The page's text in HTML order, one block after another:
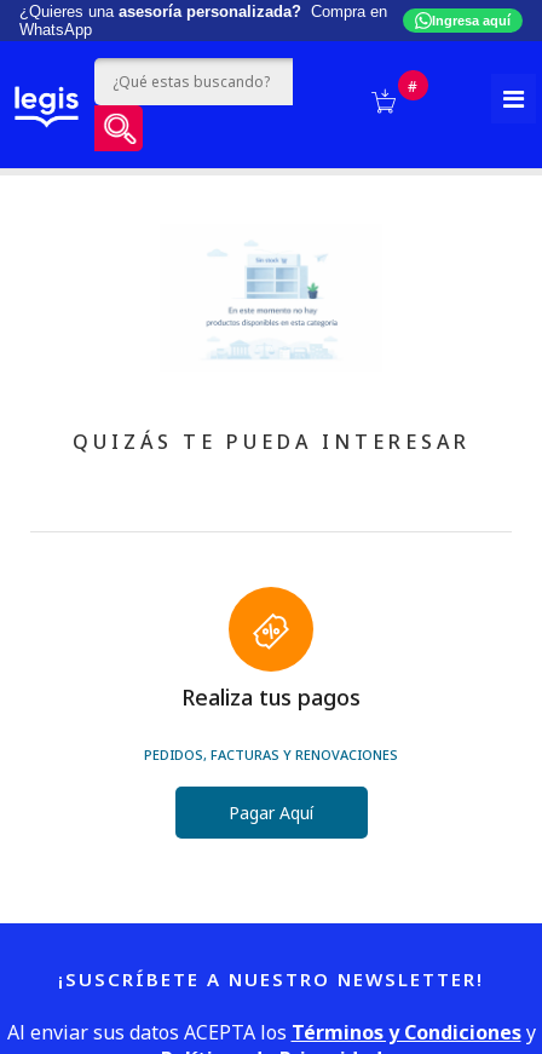
¿Quieres una asesoría personalizada? Compra en
WhatsApp
Ingresa aquí
#
QUIZÁS TE PUEDA INTERESAR
Realiza tus pagos
PEDIDOS, FACTURAS Y RENOVACIONES
Pagar Aquí
¡SUSCRÍBETE A NUESTRO NEWSLETTER!
Al enviar sus datos ACEPTA los Términos y Condicionesy